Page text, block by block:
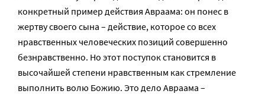
конкретный пример действия Авраама: он понес в
жертву своего сына – действие, которое со всех
нравственных человеческих позиций совершенно
безнравственно. Но этот поступок становится в
высочайшей степени нравственным как стремление
выполнить волю Божию. Это дело Авраама –